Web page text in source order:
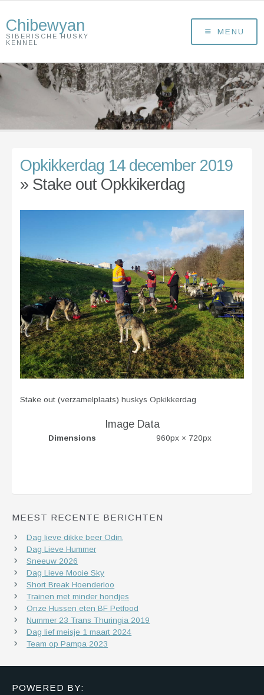
Chibewyan
SIBERISCHE HUSKY
KENNEL
MENU
Opkikkerdag 14 december 2019
» Stake out Opkkikerdag
Stake out (verzamelplaats) huskys Opkikkerdag
Image Data
Dimensions 960px × 720px
MEEST RECENTE BERICHTEN
Dag lieve dikke beer Odin,
Dag Lieve Hummer
Sneeuw 2026
Dag Lieve Mooie Sky
Short Break Hoenderloo
Trainen met minder hondjes
Onze Hussen eten BF Petfood
Nummer 23 Trans Thuringia 2019
Dag lief meisje 1 maart 2024
Team op Pampa 2023
POWERED BY: